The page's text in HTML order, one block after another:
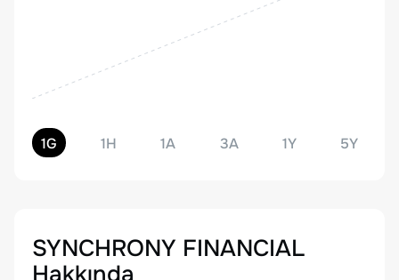
1G 1H 1A 3A 1Y 5Y
SYNCHRONY FINANCIAL